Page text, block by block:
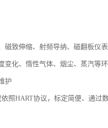
磁致伸缩、射频导纳、磁翻板仪表
变化、惰性气体、烟尘、蒸汽等
护
照HART协议，标定简便、通